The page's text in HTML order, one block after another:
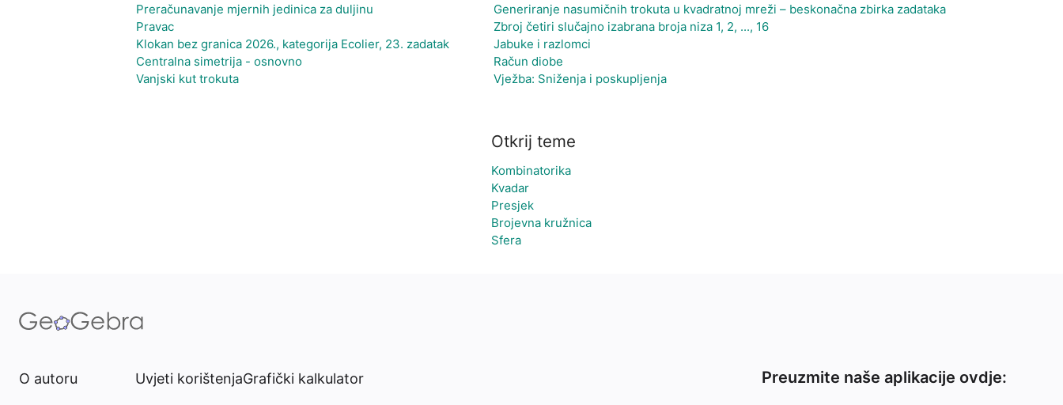
Preračunavanje mjernih jedinica za duljinu
Pravac
Klokan bez granica 2026., kategorija Ecolier, 23. zadatak
Centralna simetrija - osnovno
Vanjski kut trokuta
Generiranje nasumičnih trokuta u kvadratnoj mreži – beskonačna zbirka zadataka
Zbroj četiri slučajno izabrana broja niza 1, 2, ..., 16
Jabuke i razlomci
Račun diobe
Vježba: Sniženja i poskupljenja
Otkrij teme
Kombinatorika
Kvadar
Presjek
Brojevna kružnica
Sfera
O autoru Uvjeti korištenjaGrafički kalkulator Preuzmite naše aplikacije ovdje: